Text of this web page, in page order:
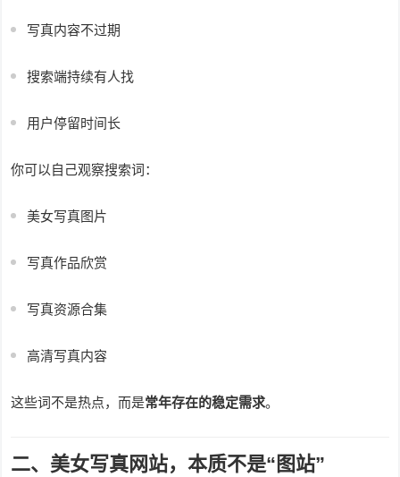
写真内容不过期
搜索端持续有人找
用户停留时间长
你可以自己观察搜索词：
美女写真图片
写真作品欣赏
写真资源合集
高清写真内容
这些词不是热点，而是常年存在的稳定需求。
二、美女写真网站，本质不是“图站”